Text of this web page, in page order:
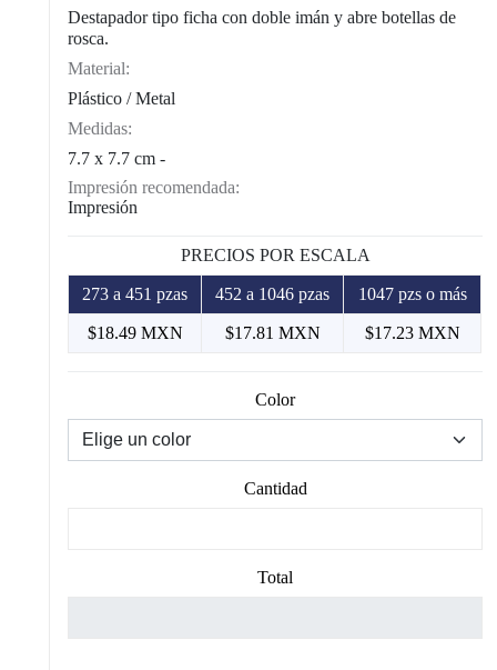
Destapador tipo ficha con doble imán y abre botellas de
rosca.
Material:
Plástico / Metal
Medidas:
7.7 x 7.7 cm -
Impresión recomendada:
Impresión
PRECIOS POR ESCALA
273 a 451 pzas 452 a 1046 pzas 1047 pzs o más
$18.49 MXN $17.81 MXN $17.23 MXN
Color
Cantidad
Total